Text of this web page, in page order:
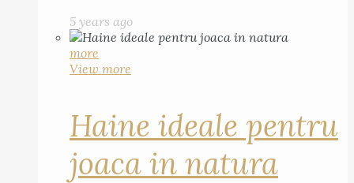
5 years ago
more
View more
Haine ideale pentru
joaca in natura